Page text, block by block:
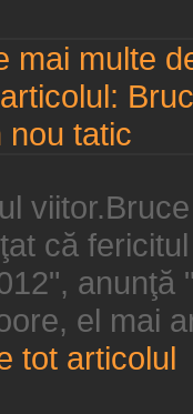
că
anunţă
el mai
tot articolul